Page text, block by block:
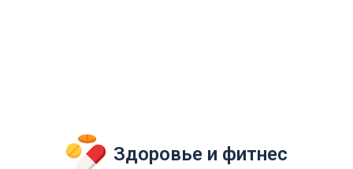
Здоровье и фитнес